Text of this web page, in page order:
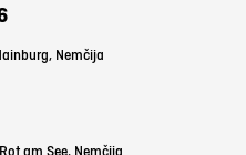
Nemčija
Rot am See, Nemčija